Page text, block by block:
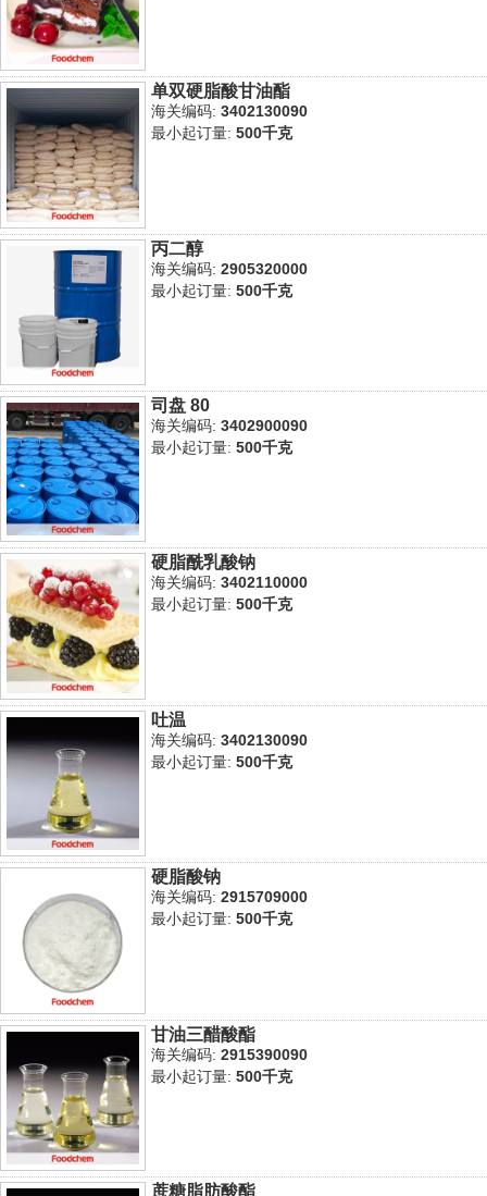
单双硬脂酸甘油酯
海关编码:3402130090
最小起订量:500千克
丙二醇
海关编码:2905320000
最小起订量:500千克
司盘 80
海关编码:3402900090
最小起订量:500千克
硬脂酰乳酸钠
海关编码:3402110000
最小起订量:500千克
吐温
海关编码:3402130090
最小起订量:500千克
硬脂酸钠
海关编码:2915709000
最小起订量:500千克
甘油三醋酸酯
海关编码:2915390090
最小起订量:500千克
蔗糖脂肪酸酯